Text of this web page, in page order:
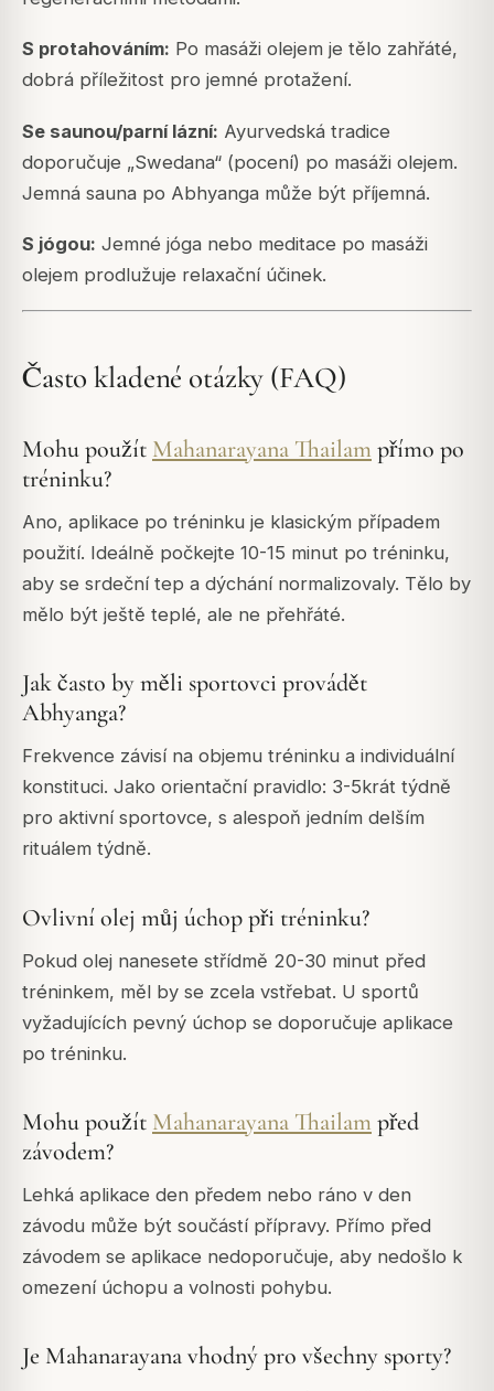
S protahováním: Po masáži olejem je tělo zahřáté,
dobrá příležitost pro jemné protažení.
Se saunou/parní lázní: Ayurvedská tradice
doporučuje „Swedana“ (pocení) po masáži olejem.
Jemná sauna po Abhyanga může být příjemná.
S jógou: Jemné jóga nebo meditace po masáži
olejem prodlužuje relaxační účinek.
Často kladené otázky (FAQ)
Mohu použít Mahanarayana Thailam přímo po
tréninku?
Ano, aplikace po tréninku je klasickým případem
použití. Ideálně počkejte 10-15 minut po tréninku,
aby se srdeční tep a dýchání normalizovaly. Tělo by
mělo být ještě teplé, ale ne přehřáté.
Jak často by měli sportovci provádět
Abhyanga?
Frekvence závisí na objemu tréninku a individuální
konstituci. Jako orientační pravidlo: 3-5krát týdně
pro aktivní sportovce, s alespoň jedním delším
rituálem týdně.
Ovlivní olej můj úchop při tréninku?
Pokud olej nanesete střídmě 20-30 minut před
tréninkem, měl by se zcela vstřebat. U sportů
vyžadujících pevný úchop se doporučuje aplikace
po tréninku.
Mohu použít Mahanarayana Thailam před
závodem?
Lehká aplikace den předem nebo ráno v den
závodu může být součástí přípravy. Přímo před
závodem se aplikace nedoporučuje, aby nedošlo k
omezení úchopu a volnosti pohybu.
Je Mahanarayana vhodný pro všechny sporty?